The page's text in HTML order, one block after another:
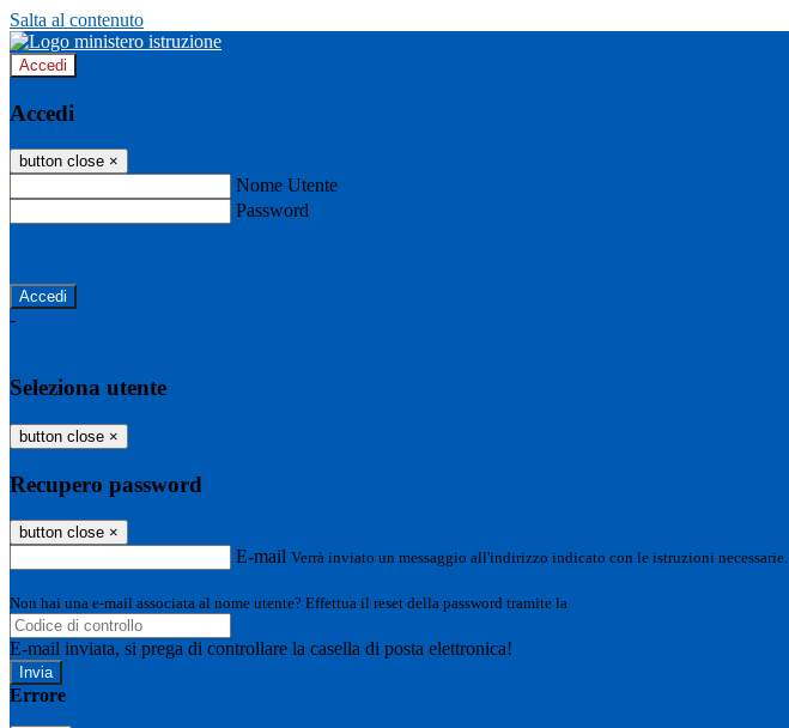
Salta al contenuto
Accedi
Accedi
button close ×
Nome Utente
Password
-
Seleziona utente
button close ×
Recupero password
button close ×
E-mail Verrà inviato un messaggio all'indirizzo indicato con le istruzioni necessarie.
Non hai una e-mail associata al nome utente? Effettua il reset della password tramite la
E-mail inviata, si prega di controllare la casella di posta elettronica!
Errore